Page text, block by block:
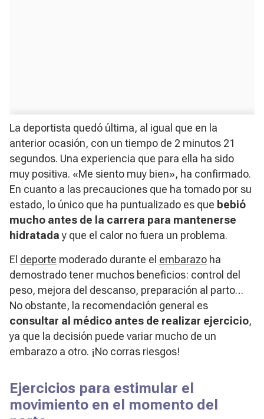
La deportista quedó última, al igual que en la
anterior ocasión, con un tiempo de 2 minutos 21
segundos. Una experiencia que para ella ha sido
muy positiva. «Me siento muy bien», ha confirmado.
En cuanto a las precauciones que ha tomado por su
estado, lo único que ha puntualizado es que bebió
mucho antes de la carrera para mantenerse
hidrataday que el calor no fuera un problema.
El deporte moderado durante el embarazo ha
demostrado tener muchos beneficios: control del
peso, mejora del descanso, preparación al parto…
No obstante, la recomendación general es
consultar al médico antes de realizar ejercicio,
ya que la decisión puede variar mucho de un
embarazo a otro. ¡No corras riesgos!
Ejercicios para estimular el
movimiento en el momento del